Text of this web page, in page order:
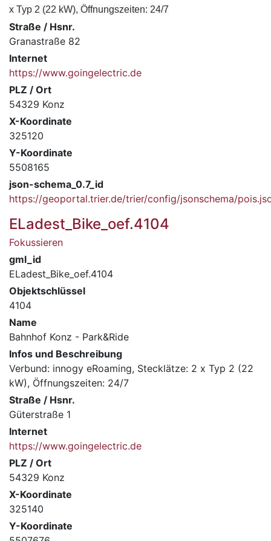
x Typ 2 (22 kW), Öffnungszeiten: 24/7
Straße / Hsnr.
Granastraße 82
Internet
https://www.goingelectric.de
PLZ / Ort
54329 Konz
X-Koordinate
325120
Y-Koordinate
5508165
json-schema_0.7_id
https://geoportal.trier.de/trier/config/jsonschema/
ELadest_Bike_oef.4104
Fokussieren
gml_id
ELadest_Bike_oef.4104
Objektschlüssel
4104
Name
Bahnhof Konz - Park&Ride
Infos und Beschreibung
Verbund: innogy eRoaming, Stecklätze: 2 x Typ 2 (22
kW), Öffnungszeiten: 24/7
Straße / Hsnr.
Güterstraße 1
Internet
https://www.goingelectric.de
PLZ / Ort
54329 Konz
X-Koordinate
325140
Y-Koordinate